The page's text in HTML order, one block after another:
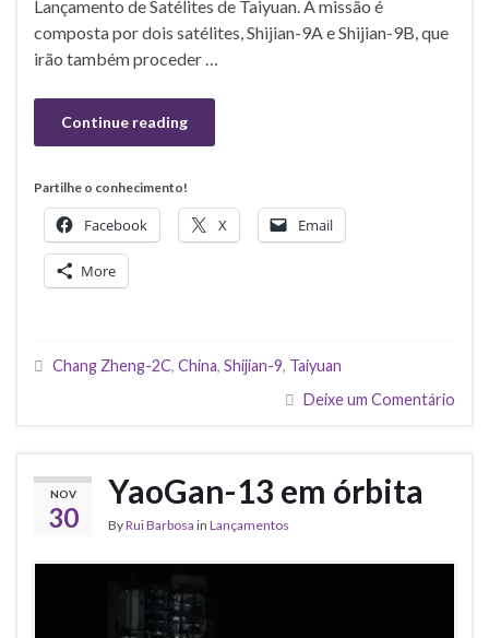
Lançamento de Satélites de Taiyuan. A missão é
composta por dois satélites, Shijian-9A e Shijian-9B, que
irão também proceder …
Continue reading
Partilhe o conhecimento!
Facebook X Email
More
Chang Zheng-2C, China, Shijian-9, Taiyuan
Deixe um Comentário
NOV
30
YaoGan-13 em órbita
ByRui Barbosa in Lançamentos